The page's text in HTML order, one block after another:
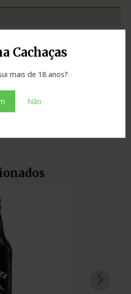
Cachaças
mais de 18 anos?
Não
São Paulo